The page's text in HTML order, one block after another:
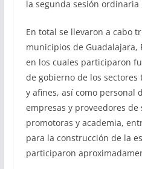
la segunda sesión ordinaria
En total se llevaron a cabo
municipios de Guadalajara,
en los cuales participaron
de gobierno de los
y afines, así como personal
empresas y proveedores
promotoras y academia,
para la construcción de la
participaron